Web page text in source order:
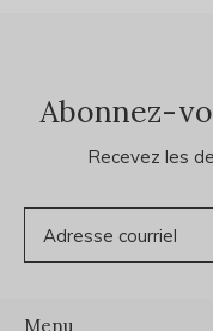
Abonnez-
Recevez les
Menu